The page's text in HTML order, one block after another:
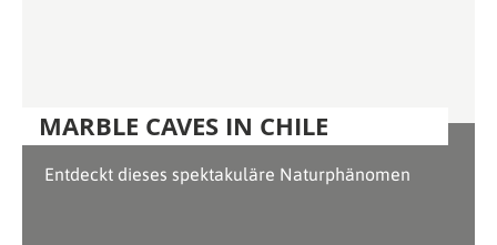
MARBLE CAVES IN CHILE
Entdeckt dieses spektakuläre Naturphänomen